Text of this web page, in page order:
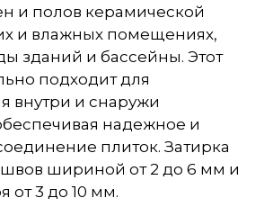
и полов керамической
и влажных помещениях,
зданий и бассейны. Этот
подходит для
внутри и снаружи
надежное и
плиток. Затирка
шириной от 2 до 6 мм и
от 3 до 10 мм.